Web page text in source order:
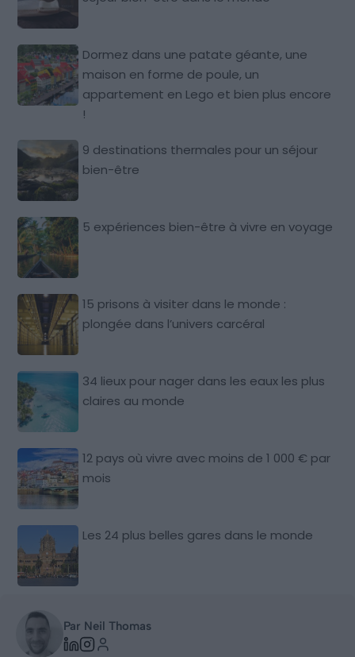
Dormez dans une patate géante, une
maison en forme de poule, un
appartement en Lego et bien plus encore
!
9 destinations thermales pour un séjour
bien-être
5 expériences bien-être à vivre en voyage
15 prisons à visiter dans le monde :
plongée dans l’univers carcéral
34 lieux pour nager dans les eaux les plus
claires au monde
12 pays où vivre avec moins de 1 000 € par
mois
Les 24 plus belles gares dans le monde
Par Neil Thomas